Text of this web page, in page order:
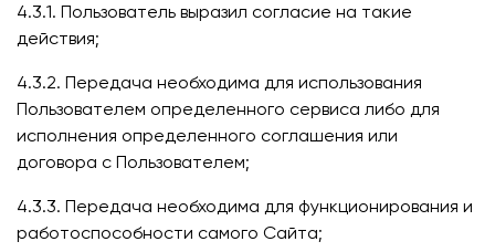
4.3.1. Пользователь выразил согласие на такие
действия;
4.3.2. Передача необходима для использования
Пользователем определенного сервиса либо для
исполнения определенного соглашения или
договора с Пользователем;
4.3.3. Передача необходима для функционирования и
работоспособности самого Сайта;